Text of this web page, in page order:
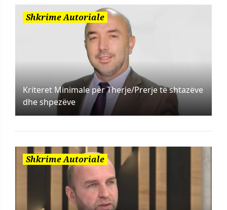
Shkrime Autoriale
Kriteret Minimale për Therje/Prerje të shtazëve
dhe shpezëve
Shkrime Autoriale